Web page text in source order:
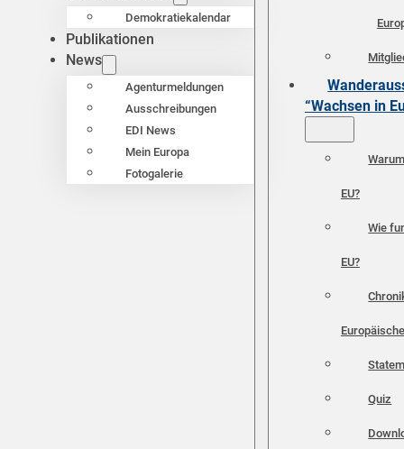
Demokratiekalendar
Publikationen
News
Agenturmeldungen
Ausschreibungen
EDI News
Mein Europa
Fotogalerie
“Wachsen in
EU?
Wie
EU?
Quiz